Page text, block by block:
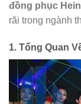
đồng phục
rãi trong ngành
1. Tổng Quan